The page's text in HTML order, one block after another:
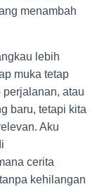
menambah
lebih
muka tetap
atau
baru, tetapi kita
Aku
cerita
kehilangan